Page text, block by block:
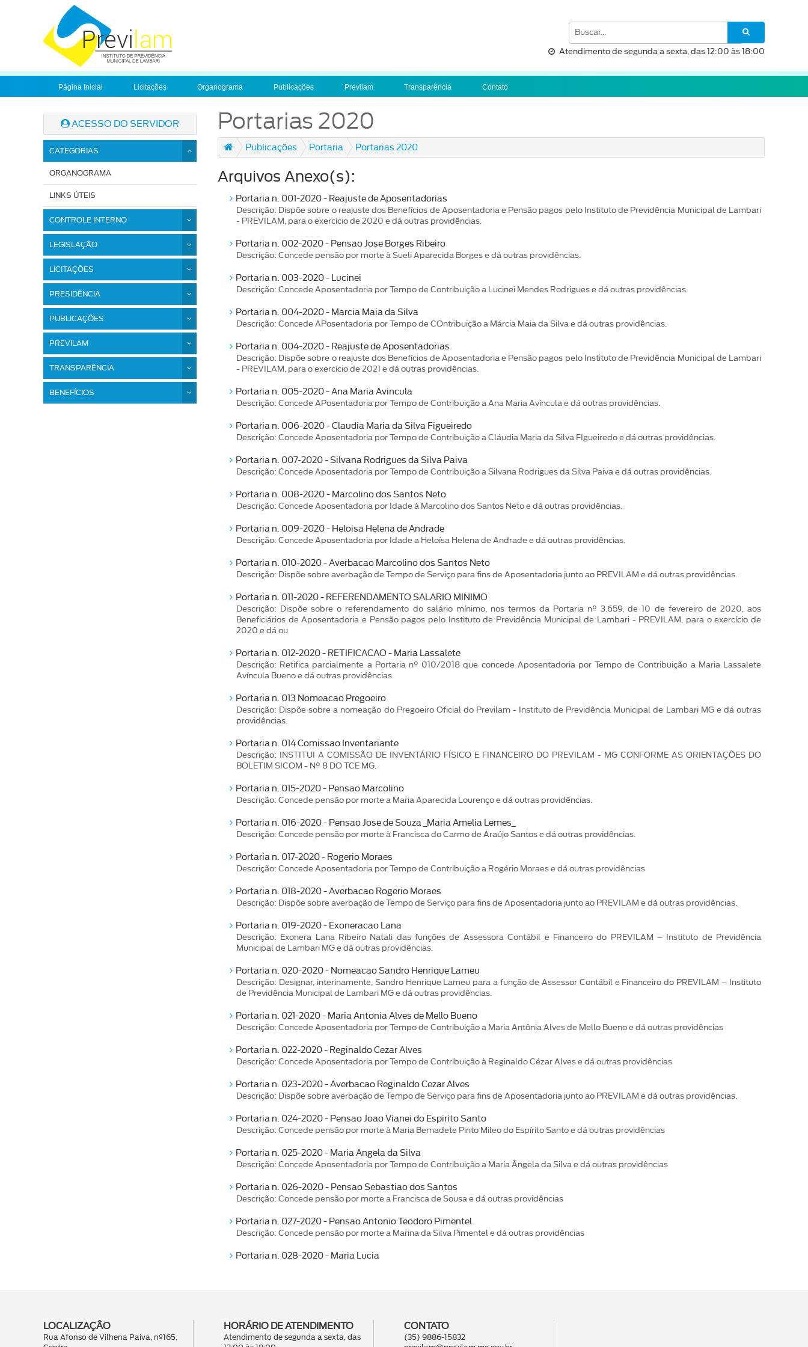
Atendimento de segunda a sexta, das 12:00 às 18:00
Página Inicial Licitações Organograma Publicações Previlam Transparência Contato
ACESSO DO SERVIDOR
CATEGORIAS
ORGANOGRAMA
LINKS ÚTEIS
CONTROLE INTERNO
LEGISLAÇÃO
LICITAÇÕES
PRESIDÊNCIA
PUBLICAÇÕES
PREVILAM
TRANSPARÊNCIA
BENEFÍCIOS
Portarias 2020
Publicações Portaria Portarias 2020
Arquivos Anexo(s):
Portaria n. 001-2020 - Reajuste de Aposentadorias
Descrição: Dispõe sobre o reajuste dos Benefícios de Aposentadoria e Pensão pagos pelo Instituto de Previdência Municipal de Lambari
- PREVILAM, para o exercício de 2020 e dá outras providências.
Portaria n. 002-2020 - Pensao Jose Borges Ribeiro
Descrição: Concede pensão por morte à Sueli Aparecida Borges e dá outras providências.
Portaria n. 003-2020 - Lucinei
Descrição: Concede Aposentadoria por Tempo de Contribuição a Lucinei Mendes Rodrigues e dá outras providências.
Portaria n. 004-2020 - Marcia Maia da Silva
Descrição: Concede APosentadoria por Tempo de COntribuição a Márcia Maia da Silva e dá outras providências.
Portaria n. 004-2020 - Reajuste de Aposentadorias
Descrição: Dispõe sobre o reajuste dos Benefícios de Aposentadoria e Pensão pagos pelo Instituto de Previdência Municipal de Lambari
- PREVILAM, para o exercício de 2021 e dá outras providências.
Portaria n. 005-2020 - Ana Maria Avincula
Descrição: Concede APosentadoria por Tempo de Contribuição a Ana Maria Avíncula e dá outras providências.
Portaria n. 006-2020 - Claudia Maria da Silva Figueiredo
Descrição: Concede Aposentadoria por Tempo de Contribuição a Cláudia Maria da Silva FIgueiredo e dá outras providências.
Portaria n. 007-2020 - Silvana Rodrigues da Silva Paiva
Descrição: Concede Aposentadoria por Tempo de Contribuição a Silvana Rodrigues da Silva Paiva e dá outras providências.
Portaria n. 008-2020 - Marcolino dos Santos Neto
Descrição: Concede Aposentadoria por Idade à Marcolino dos Santos Neto e dá outras providências.
Portaria n. 009-2020 - Heloisa Helena de Andrade
Descrição: Concede Aposentadoria por Idade a Heloísa Helena de Andrade e dá outras providências.
Portaria n. 010-2020 - Averbacao Marcolino dos Santos Neto
Descrição: Dispõe sobre averbação de Tempo de Serviço para fins de Aposentadoria junto ao PREVILAM e dá outras providências.
Portaria n. 011-2020 - REFERENDAMENTO SALARIO MINIMO
Descrição: Dispõe sobre o referendamento do salário mínimo, nos termos da Portaria nº 3.659, de 10 de fevereiro de 2020, aos
Beneficiários de Aposentadoria e Pensão pagos pelo Instituto de Previdência Municipal de Lambari - PREVILAM, para o exercício de
2020 e dá ou
Portaria n. 012-2020 - RETIFICACAO - Maria Lassalete
Descrição: Retifica parcialmente a Portaria nº 010/2018 que concede Aposentadoria por Tempo de Contribuição a Maria Lassalete
Avíncula Bueno e dá outras providências.
Portaria n. 013 Nomeacao Pregoeiro
Descrição: Dispõe sobre a nomeação do Pregoeiro Oficial do Previlam - Instituto de Previdência Municipal de Lambari MG e dá outras
providências.
Portaria n. 014 Comissao Inventariante
Descrição: INSTITUI A COMISSÃO DE INVENTÁRIO FÍSICO E FINANCEIRO DO PREVILAM - MG CONFORME AS ORIENTAÇÕES DO
BOLETIM SICOM - Nº 8 DO TCE MG.
Portaria n. 015-2020 - Pensao Marcolino
Descrição: Concede pensão por morte a Maria Aparecida Lourenço e dá outras providências.
Portaria n. 016-2020 - Pensao Jose de Souza _Maria Amelia Lemes_
Descrição: Concede pensão por morte à Francisca do Carmo de Araújo Santos e dá outras providências.
Portaria n. 017-2020 - Rogerio Moraes
Descrição: Concede Aposentadoria por Tempo de Contribuição a Rogério Moraes e dá outras providências
Portaria n. 018-2020 - Averbacao Rogerio Moraes
Descrição: Dispõe sobre averbação de Tempo de Serviço para fins de Aposentadoria junto ao PREVILAM e dá outras providências.
Portaria n. 019-2020 - Exoneracao Lana
Descrição: Exonera Lana Ribeiro Natali das funções de Assessora Contábil e Financeiro do PREVILAM – Instituto de Previdência
Municipal de Lambari MG e dá outras providências.
Portaria n. 020-2020 - Nomeacao Sandro Henrique Lameu
Descrição: Designar, interinamente, Sandro Henrique Lameu para a função de Assessor Contábil e Financeiro do PREVILAM – Instituto
de Previdência Municipal de Lambari MG e dá outras providências.
Portaria n. 021-2020 - Maria Antonia Alves de Mello Bueno
Descrição: Concede Aposentadoria por Tempo de Contribuição a Maria Antônia Alves de Mello Bueno e dá outras providências
Portaria n. 022-2020 - Reginaldo Cezar Alves
Descrição: Concede Aposentadoria por Tempo de Contribuição à Reginaldo Cézar Alves e dá outras providências
Portaria n. 023-2020 - Averbacao Reginaldo Cezar Alves
Descrição: Dispõe sobre averbação de Tempo de Serviço para fins de Aposentadoria junto ao PREVILAM e dá outras providências.
Portaria n. 024-2020 - Pensao Joao Vianei do Espirito Santo
Descrição: Concede pensão por morte à Maria Bernadete Pinto Mileo do Espírito Santo e dá outras providências
Portaria n. 025-2020 - Maria Angela da Silva
Descrição: Concede Aposentadoria por Tempo de Contribuição a Maria Ângela da Silva e dá outras providências
Portaria n. 026-2020 - Pensao Sebastiao dos Santos
Descrição: Concede pensão por morte a Francisca de Sousa e dá outras providências
Portaria n. 027-2020 - Pensao Antonio Teodoro Pimentel
Descrição: Concede pensão por morte a Marina da Silva Pimentel e dá outras providências
Portaria n. 028-2020 - Maria Lucia
LOCALIZAÇÂO
Rua Afonso de Vilhena Paiva, nº165,
HORÁRIO DE ATENDIMENTO
Atendimento de segunda a sexta, das
CONTATO
(35) 9886-15832